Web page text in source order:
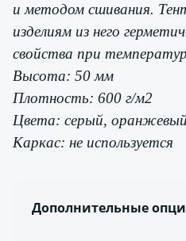
и методом сшивания.
изделиям из него
свойства при
Высота: 50 мм
Плотность: 600 г/м2
Цвета: серый, оранжевый
Каркас: не используется
Дополнительные